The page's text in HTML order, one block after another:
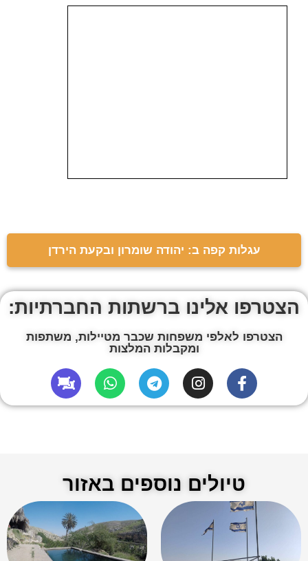
עגלות קפה ב: יהודה שומרון ובקעת הירדן
הצטרפו אלינו ברשתות החברתיות:
הצטרפו לאלפי משפחות שכבר מטיילות, משתפות
ומקבלות המלצות
טיולים נוספים באזור